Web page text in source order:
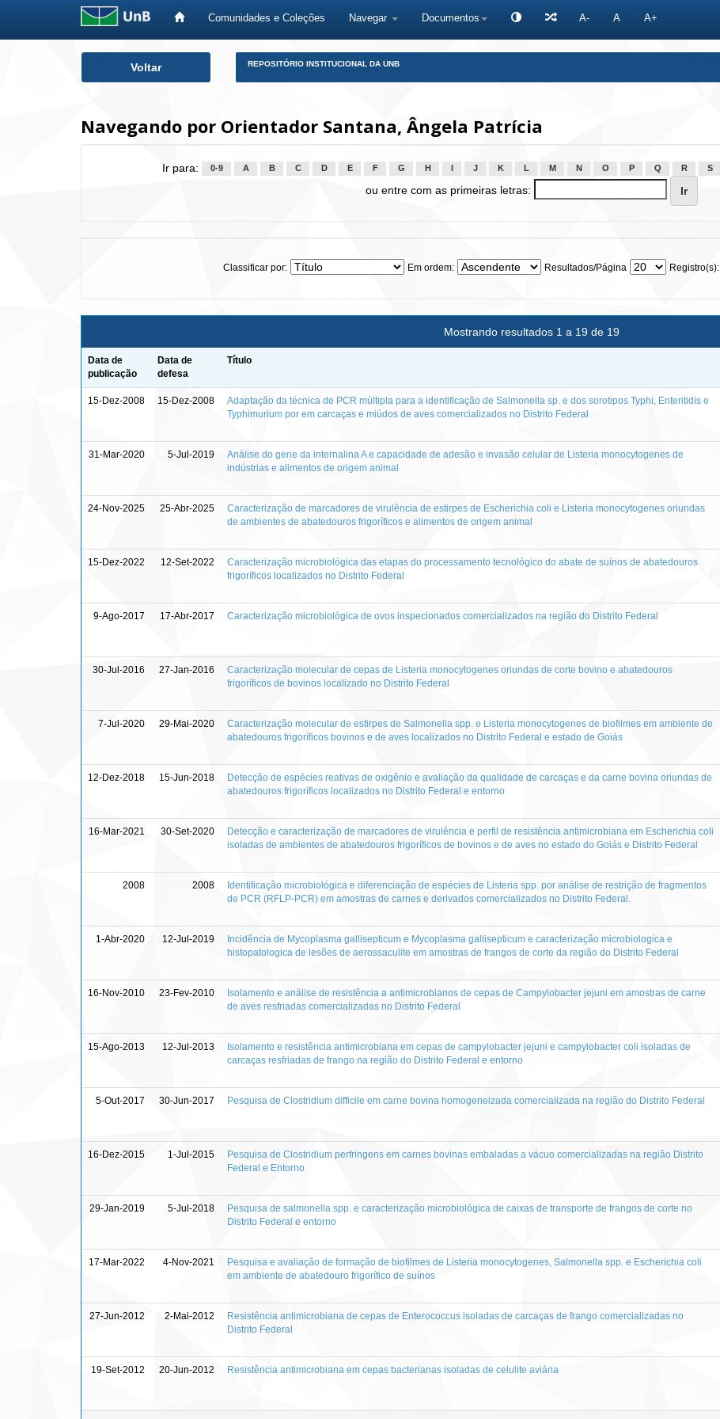
Comunidades e Coleções Navegar Documentos A- A A+
Voltar REPOSITÓRIO INSTITUCIONAL DA UNB
Navegando por Orientador Santana, Ângela Patrícia
Ir para: 0-9 A B C D E F G H J K L M N O P Q R S
ou entre com as primeiras letras:
Classificar por: Em ordem: Resultados/Página Registro(s):
Mostrando resultados 1 a 19 de 19
Data de
publicação
Data de
defesa
Título
15-Dez-2008 15-Dez-2008
Adaptação da técnica de PCR múltipla para a identificação de Salmonella sp. e dos sorotipos Typhi, Enteritidis e
Typhimurium por em carcaças e miúdos de aves comercializados no Distrito Federal
31-Mar-2020 5-Jul-2019
Análise do gene da internalina A e capacidade de adesão e invasão celular de Listeria monocytogenes de
indústrias e alimentos de origem animal
24-Nov-2025 25-Abr-2025
Caracterização de marcadores de virulência de estirpes de Escherichia coli e Listeria monocytogenes oriundas
de ambientes de abatedouros frigoríficos e alimentos de origem animal
15-Dez-2022 12-Set-2022
Caracterização microbiológica das etapas do processamento tecnológico do abate de suínos de abatedouros
frigoríficos localizados no Distrito Federal
9-Ago-2017 17-Abr-2017 Caracterização microbiológica de ovos inspecionados comercializados na região do Distrito Federal
30-Jul-2016 27-Jan-2016
Caracterização molecular de cepas de Listeria monocytogenes oriundas de corte bovino e abatedouros
frigoríficos de bovinos localizado no Distrito Federal
7-Jul-2020 29-Mai-2020
Caracterização molecular de estirpes de ​Salmonella spp. e Listeria monocytogenes ​de biofilmes em ambiente de
abatedouros frigoríficos bovinos e de aves localizados no Distrito Federal e estado de Goiás
12-Dez-2018 15-Jun-2018
Detecção de espécies reativas de oxigênio e avaliação da qualidade de carcaças e da carne bovina oriundas de
abatedouros frigoríficos localizados no Distrito Federal e entorno
16-Mar-2021 30-Set-2020
Detecção e caracterização de marcadores de virulência e perfil de resistência antimicrobiana em Escherichia coli
isoladas de ambientes de abatedouros frigoríficos de bovinos e de aves no estado do Goiás e Distrito Federal
2008 2008
Identificação microbiológica e diferenciação de espécies de Listeria spp. por análise de restrição de fragmentos
de PCR (RFLP-PCR) em amostras de carnes e derivados comercializados no Distrito Federal.
1-Abr-2020 12-Jul-2019
Incidência de Mycoplasma gallisepticum e Mycoplasma gallisepticum e caracterização microbiologica e
histopatologica de lesões de aerossaculite em amostras de frangos de corte da região do Distrito Federal
16-Nov-2010 23-Fev-2010
Isolamento e análise de resistência a antimicrobianos de cepas de Campylobacter jejuni em amostras de carne
de aves resfriadas comercializadas no Distrito Federal
15-Ago-2013 12-Jul-2013
Isolamento e resistência antimicrobiana em cepas de campylobacter jejuni e campylobacter coli isoladas de
carcaças resfriadas de frango na região do Distrito Federal e entorno
5-Out-2017 30-Jun-2017 Pesquisa de Clostridium difficile em carne bovina homogeneizada comercializada na região do Distrito Federal
16-Dez-2015 1-Jul-2015
Pesquisa de Clostridium perfringens em carnes bovinas embaladas a vácuo comercializadas na região Distrito
Federal e Entorno
29-Jan-2019 5-Jul-2018
Pesquisa de salmonella spp. e caracterização microbiológica de caixas de transporte de frangos de corte no
Distrito Federal e entorno
17-Mar-2022 4-Nov-2021
Pesquisa e avaliação de formação de biofilmes de Listeria monocytogenes, Salmonella spp. e Escherichia coli
em ambiente de abatedouro frigorífico de suínos
27-Jun-2012 2-Mai-2012
Resistência antimicrobiana de cepas de Enterococcus isoladas de carcaças de frango comercializadas no
Distrito Federal
19-Set-2012 20-Jun-2012 Resistência antimicrobiana em cepas bacterianas isoladas de celulite aviária